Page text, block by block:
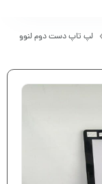
لپ تاپ دست دوم لنوو